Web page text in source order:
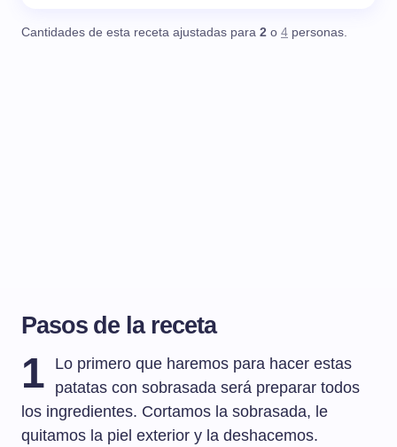
Cantidades de esta receta ajustadas para 2 o 4 personas.
Pasos de la receta
1
Lo primero que haremos para hacer estas
patatas con sobrasada será preparar todos
los ingredientes. Cortamos la sobrasada, le
quitamos la piel exterior y la deshacemos.